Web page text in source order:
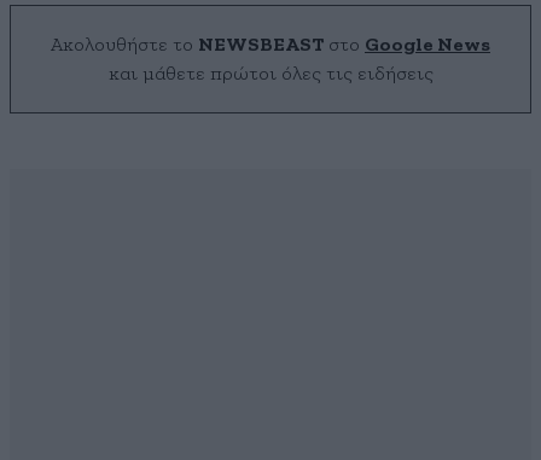
Ακολουθήστε το NEWSBEAST στο Google News
και μάθετε πρώτοι όλες τις ειδήσεις